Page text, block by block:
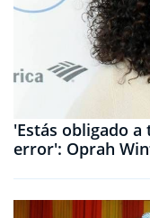
'Estás obligado
error': Oprah